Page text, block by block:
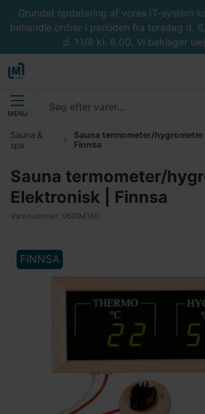
Grundet opdatering af vores IT-system
behandle ordrer i perioden fra torsdag d.
d. 11/8 kl. 8.00. Vi beklager
MENU
Sauna &
spa
Sauna termometer/hygrometer
Finnsa
Sauna termometer/
Elektronisk | Finnsa
Varenummer: 06094160
FINNSA